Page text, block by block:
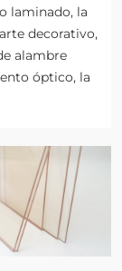
laminado, la
decorativo,
alambre
óptico, la